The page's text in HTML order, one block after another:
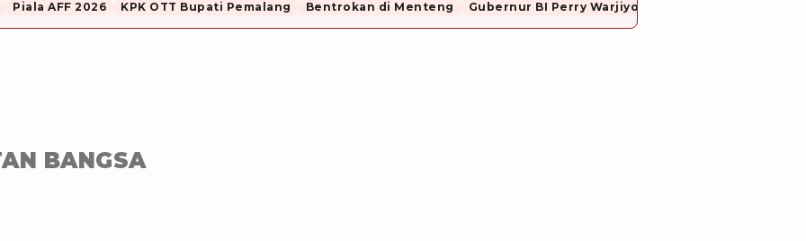
Piala AFF 2026 KPK OTT Bupati Pemalang Bentrokan di Menteng Gubernur BI Perry Warjiyo Mundur
BANGSA